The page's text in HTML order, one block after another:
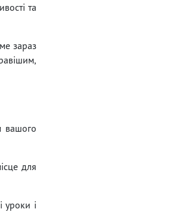
та
зараз
вашого
для
уроки і